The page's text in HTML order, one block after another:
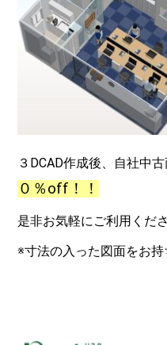
３DCAD作成後、自社中
０％off！！
是非お気軽にご利用くだ
※寸法の入った図面をお